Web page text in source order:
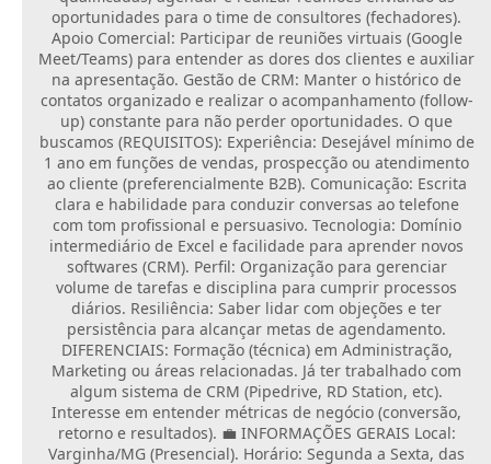
oportunidades para o time de consultores (fechadores).
Apoio Comercial: Participar de reuniões virtuais (Google
Meet/Teams) para entender as dores dos clientes e auxiliar
na apresentação. Gestão de CRM: Manter o histórico de
contatos organizado e realizar o acompanhamento (follow-
up) constante para não perder oportunidades. O que
buscamos (REQUISITOS): Experiência: Desejável mínimo de
1 ano em funções de vendas, prospecção ou atendimento
ao cliente (preferencialmente B2B). Comunicação: Escrita
clara e habilidade para conduzir conversas ao telefone
com tom profissional e persuasivo. Tecnologia: Domínio
intermediário de Excel e facilidade para aprender novos
softwares (CRM). Perfil: Organização para gerenciar
volume de tarefas e disciplina para cumprir processos
diários. Resiliência: Saber lidar com objeções e ter
persistência para alcançar metas de agendamento.
DIFERENCIAIS: Formação (técnica) em Administração,
Marketing ou áreas relacionadas. Já ter trabalhado com
algum sistema de CRM (Pipedrive, RD Station, etc).
Interesse em entender métricas de negócio (conversão,
retorno e resultados). 💼 INFORMAÇÕES GERAIS Local:
Varginha/MG (Presencial). Horário: Segunda a Sexta, das